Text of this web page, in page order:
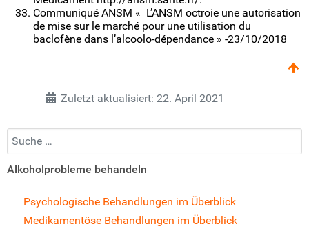
Communiqué ANSM « L’ANSM octroie une autorisation
de mise sur le marché pour une utilisation du
baclofène dans l’alcoolo-dépendance » -23/10/2018
Zuletzt aktualisiert: 22. April 2021
Suchen...
Alkoholprobleme behandeln
Psychologische Behandlungen im Überblick
Medikamentöse Behandlungen im Überblick